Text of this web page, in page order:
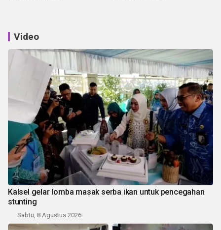
Video
Kalsel gelar lomba masak serba ikan untuk pencegahan
stunting
Sabtu, 8 Agustus 2026